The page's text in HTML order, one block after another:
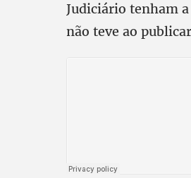
Judiciário tenham
não teve ao